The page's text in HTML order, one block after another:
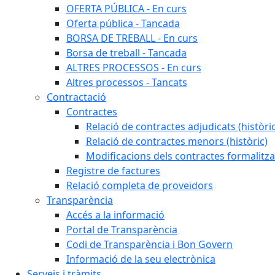
OFERTA PÚBLICA - En curs
Oferta pública - Tancada
BORSA DE TREBALL - En curs
Borsa de treball - Tancada
ALTRES PROCESSOS - En curs
Altres processos - Tancats
Contractació
Contractes
Relació de contractes adjudicats
Relació de contractes menors (històric)
Modificacions dels contractes
Registre de factures
Relació completa de proveïdors
Transparència
Accés a la informació
Portal de Transparència
Codi de Transparència i Bon Govern
Informació de la seu electrònica